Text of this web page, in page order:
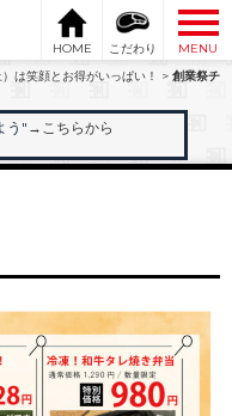
HOME こだわり
MENU
は笑顔とお得がいっぱい！ > 創業祭チ
う" →こちらから